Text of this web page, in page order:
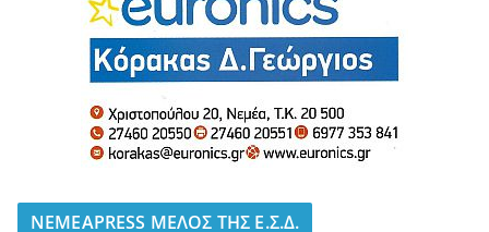
NEMEAPRESS ΜΕΛΟΣ ΤΗΣ Ε.Σ.Δ.